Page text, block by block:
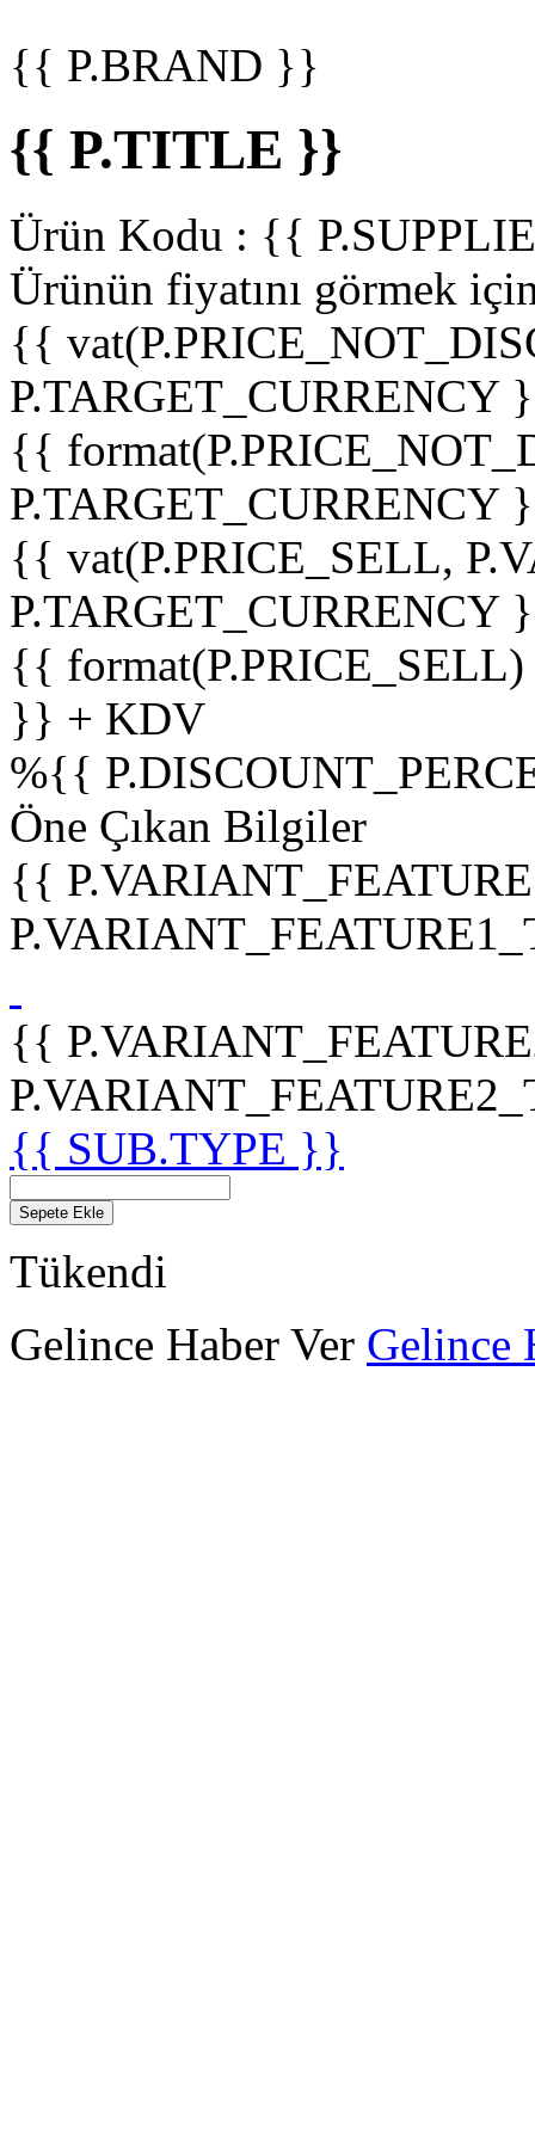
{{ P.BRAND }}
{{ P.TITLE }}
Ürün Kodu : {{
Ürünün fiyatını görmek
{{
P.TARGET_CURRENCY
{{
P.TARGET_CURRENCY
{{ vat(P.PRICE_SELL,
P.TARGET_CURRENCY
{{
}} + KDV
%{{
Öne Çıkan Bilgiler
{{
{{
{{ SUB.TYPE }}
Sepete Ekle
Tükendi
Gelince Haber Ver Gelince